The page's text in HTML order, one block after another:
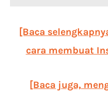
[Baca
cara membuat
[Baca juga,